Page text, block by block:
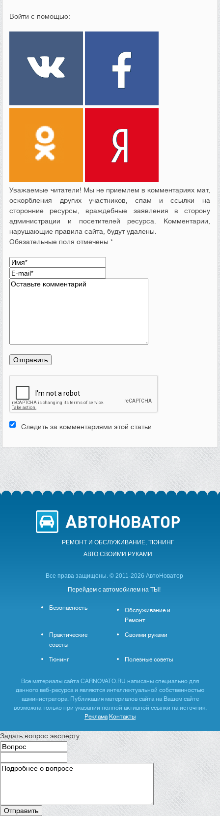
Войти с помощью:
Уважаемые читатели! Мы не приемлем в комментариях мат,
оскорбления других участников, спам и ссылки на
сторонние ресурсы, враждебные заявления в сторону
администрации и посетителей ресурса. Комментарии,
нарушающие правила сайта, будут удалены.
Обязательные поля отмечены *
Следить за комментариями этой статьи
РЕМОНТ И ОБСЛУЖИВАНИЕ, ТЮНИНГ
АВТО CВОИМИ РУКАМИ
Все права защищены. © 2011-2026 АвтоНоватор
-
Перейдем с автомобилем на ТЫ!
Безопасность
Обслуживание и
Ремонт
Практические
советы
Своими руками
Тюнинг Полезные советы
Все материалы сайта CARNOVATO.RU написаны специально для
данного веб-ресурса и являются интеллектуальной собственностью
администратора. Публикация материалов сайта на Вашем сайте
возможна только при указании полной активной ссылки на источник.
Реклама Контакты
Задать вопрос эксперту